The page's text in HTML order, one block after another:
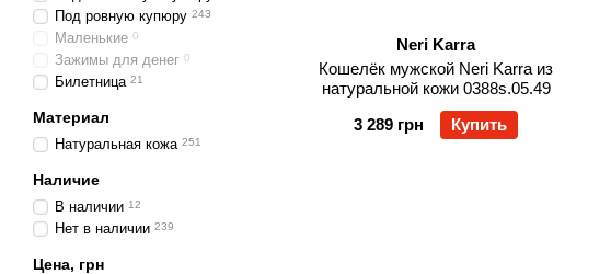
Neri Karra
Кошелёк мужской Neri Karra из
натуральной кожи 0388s.05.49
3 289 грн
Купить
Под ровную купюру 243
Маленькие 0
Зажимы для денег 0
Билетница 21
Материал
Натуральная кожа 251
Наличие
В наличии 12
Нет в наличии 239
Цена, грн